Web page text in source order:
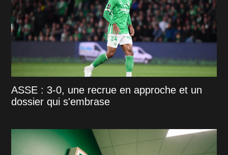
ASSE : 3-0, une recrue en approche et un
dossier qui s'embrase